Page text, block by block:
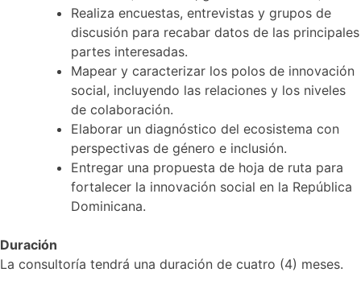
Realiza encuestas, entrevistas y grupos de
discusión para recabar datos de las principales
partes interesadas.
Mapear y caracterizar los polos de innovación
social, incluyendo las relaciones y los niveles
de colaboración.
Elaborar un diagnóstico del ecosistema con
perspectivas de género e inclusión.
Entregar una propuesta de hoja de ruta para
fortalecer la innovación social en la República
Dominicana.
Duración
La consultoría tendrá una duración de cuatro (4) meses.